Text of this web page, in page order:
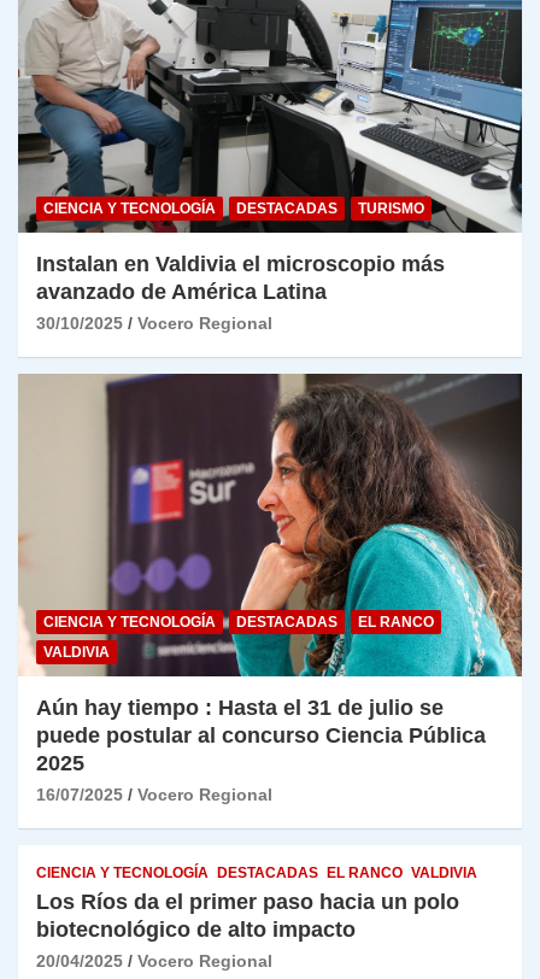
CIENCIA Y TECNOLOGÍA DESTACADAS TURISMO
Instalan en Valdivia el microscopio más
avanzado de América Latina
30/10/2025 Vocero Regional
CIENCIA Y TECNOLOGÍA DESTACADAS
EL RANCO
VALDIVIA
Aún hay tiempo : Hasta el 31 de julio se
puede postular al concurso Ciencia Pública
2025
16/07/2025 Vocero Regional
CIENCIA Y TECNOLOGÍA DESTACADAS EL RANCO VALDIVIA
Los Ríos da el primer paso hacia un polo
biotecnológico de alto impacto
20/04/2025 Vocero Regional